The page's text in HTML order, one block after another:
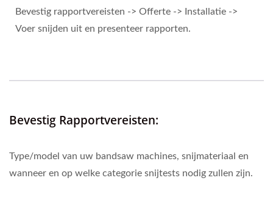
Bevestig rapportvereisten -> Offerte -> Installatie ->
Voer snijden uit en presenteer rapporten.
Bevestig Rapportvereisten:
Type/model van uw bandsaw machines, snijmateriaal en
wanneer en op welke categorie snijtests nodig zullen zijn.